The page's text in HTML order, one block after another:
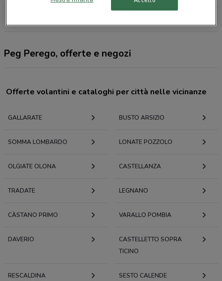
Peg Perego, offerte e negozi
Offerte volantini e cataloghi per città nelle vicinanze
GALLARATE BUSTO ARSIZIO
SOMMA LOMBARDO LONATE POZZOLO
OLGIATE OLONA CASTELLANZA
TRADATE LEGNANO
CÀSTANO PRIMO VARALLO POMBIA
DAVERIO
CASTELLETTO SOPRA
TICINO
RESCALDINA SESTO CALENDE